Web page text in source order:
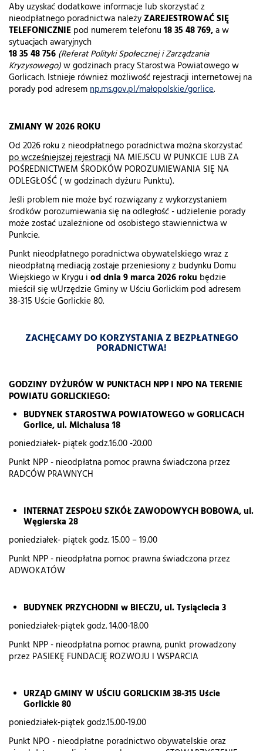
Aby uzyskać dodatkowe informacje lub skorzystać z
nieodpłatnego poradnictwa należyZAREJESTROWAĆ SIĘ
TELEFONICZNIE pod numerem telefonu 18 35 48 769,a w
sytuacjach awaryjnych
18 35 48 756 (Referat Polityki Społecznej i Zarządzania
Kryzysowego)w godzinach pracy Starostwa Powiatowego w
Gorlicach. Istnieje również możliwość rejestracji internetowej na
porady pod adresemnp.ms.gov.pl/małopolskie/gorlice.
ZMIANY W 2026 ROKU
Od 2026 roku z nieodpłatnego poradnictwa można skorzystać
po wcześniejszej rejestracji NA MIEJSCU W PUNKCIE LUB ZA
POŚREDNICTWEM ŚRODKÓW POROZUMIEWANIA SIĘ NA
ODLEGŁOŚĆ ( w godzinach dyżuru Punktu).
Jeśli problem nie może być rozwiązany z wykorzystaniem
środków porozumiewania się na odległość - udzielenie porady
może zostać uzależnione od osobistego stawiennictwa w
Punkcie.
Punkt nieodpłatnego poradnictwa obywatelskiego wraz z
nieodpłatną mediacją zostaje przeniesiony z budynku Domu
Wiejskiego w Krygu i od dnia 9 marca 2026 roku będzie
mieścił się wUrzędzie Gminy w Uściu Gorlickim pod adresem
38-315 Uście Gorlickie 80.
ZACHĘCAMY DO KORZYSTANIA Z BEZPŁATNEGO
PORADNICTWA!
GODZINY DYŻURÓW W PUNKTACH NPP I NPO NA TERENIE
POWIATU GORLICKIEGO:
BUDYNEK STAROSTWA POWIATOWEGO w GORLICACH
Gorlice, ul. Michalusa 18
poniedziałek- piątek godz.16.00 -20.00
Punkt NPP - nieodpłatna pomoc prawna świadczona przez
RADCÓW PRAWNYCH
INTERNAT ZESPOŁU SZKÓŁ ZAWODOWYCH BOBOWA, ul.
Węgierska 28
poniedziałek- piątek godz. 15.00 – 19.00
Punkt NPP - nieodpłatna pomoc prawna świadczona przez
ADWOKATÓW
BUDYNEK PRZYCHODNI w BIECZU, ul. Tysiąclecia 3
poniedziałek-piątek godz. 14.00-18.00
Punkt NPP - nieodpłatna pomoc prawna, punkt prowadzony
przez PASIEKĘ FUNDACJĘ ROZWOJU I WSPARCIA
URZĄD GMINY W UŚCIU GORLICKIM 38-315 Uście
Gorlickie 80
poniedziałek-piątek godz.15.00-19.00
Punkt NPO - nieodpłatne poradnictwo obywatelskie oraz